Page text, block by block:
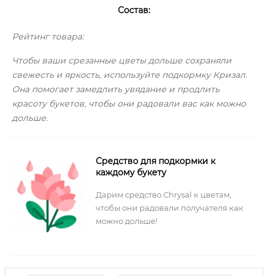
Состав:
Рейтинг товара:
Чтобы ваши срезанные цветы дольше сохраняли
свежесть и яркость, используйте подкормку Кризал.
Она помогает замедлить увядание и продлить
красоту букетов, чтобы они радовали вас как можно
дольше.
Средство для подкормки к
каждому букету
Дарим средство Chrysal к цветам,
чтобы они радовали получателя как
можно дольше!